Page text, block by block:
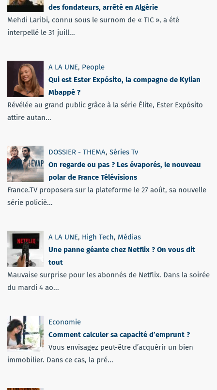
des fondateurs, arrêté en Algérie
Mehdi Laribi, connu sous le surnom de « TIC », a été
interpellé le 31 juill...
A LA UNE, People
Qui est Ester Expósito, la compagne de Kylian
Mbappé ?
Révélée au grand public grâce à la série Élite, Ester Expósito
attire autan...
DOSSIER - THEMA, Séries Tv
On regarde ou pas ? Les évaporés, le nouveau
polar de France Télévisions
France.TV proposera sur la plateforme le 27 août, sa nouvelle
série policiè...
A LA UNE, High Tech, Médias
Une panne géante chez Netflix ? On vous dit
tout
Mauvaise surprise pour les abonnés de Netflix. Dans la soirée
du mardi 4 ao...
Economie
Comment calculer sa capacité d’emprunt ?
Vous envisagez peut-être d’acquérir un bien
immobilier. Dans ce cas, la pré...